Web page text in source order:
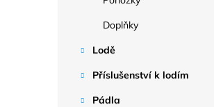
Doplňky
Lodě
Příslušenství k lodím
Pádla